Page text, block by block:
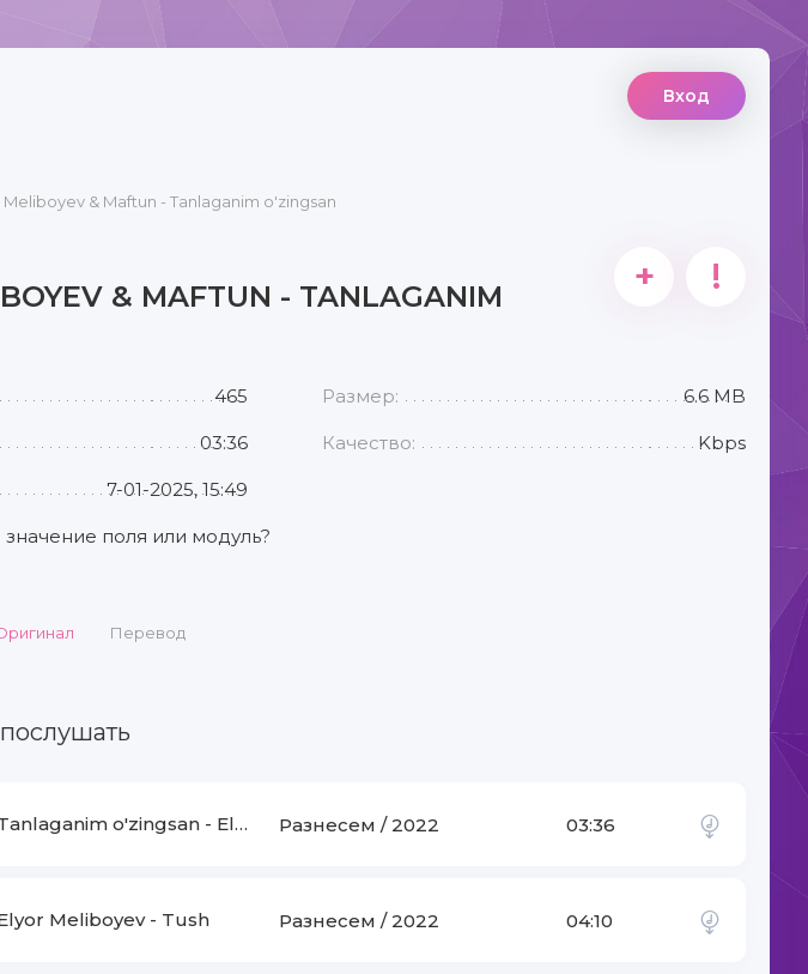
Вход
Meliboyev & Maftun - Tanlaganim o'zingsan
& MAFTUN - TANLAGANIM
+ !
465 Размер: 6.6 MB
03:36 Качество: Kbps
7-01-2025, 15:49
поля или модуль?
Перевод
o'zingsan - Elyor Meliboyev & Maftun Разнесем / 2022 03:36
Meliboyev- Tush Разнесем / 2022 04:10